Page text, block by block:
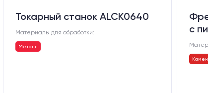
Токарный станок ALCK0640
Материалы для обработки:
Металл
с